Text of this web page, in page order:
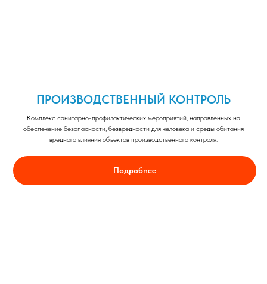
ПРОИЗВОДСТВЕННЫЙ КОНТРОЛЬ
Комплекс санитарно-профилактических мероприятий, направленных на
обеспечение безопасности, безвредности для человека и среды обитания
вредного влияния объектов производственного контроля.
Подробнее